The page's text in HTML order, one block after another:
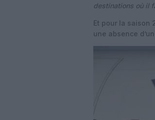
destinations où il
Et pour la saison
une absence